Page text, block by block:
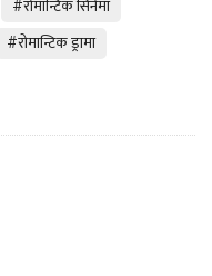
#रोमान्टिक सिनेमा
#रोमान्टिक ड्रामा